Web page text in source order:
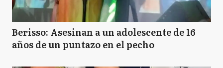
Berisso: Asesinan a un adolescente de 16
años de un puntazo en el pecho